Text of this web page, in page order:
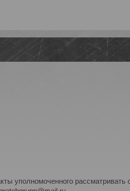
уполномоченного рассматривать